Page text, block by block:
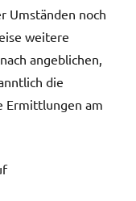
Umständen noch
weitere
angeblichen,
die
Ermittlungen am